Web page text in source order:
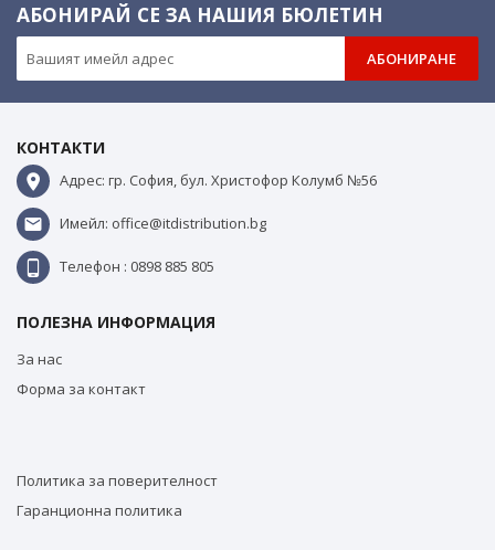
АБОНИРАЙ СЕ ЗА НАШИЯ БЮЛЕТИН
АБОНИРАНЕ
КОНТАКТИ
Адрес: гр. София, бул. Христофор Колумб №56
Имейл: office@itdistribution.bg
Телефон : 0898 885 805
ПОЛЕЗНА ИНФОРМАЦИЯ
За нас
Форма за контакт
Политика за поверителност
Гаранционна политика